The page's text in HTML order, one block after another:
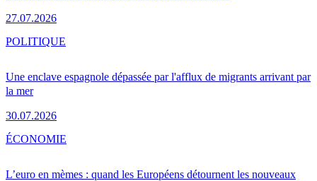
27.07.2026
Une enclave espagnole dépassée par l'afflux de migrants arrivant par
la mer
30.07.2026
POLITIQUE
L’euro en mèmes : quand les Européens détournent les nouveaux
ÉCONOMIE